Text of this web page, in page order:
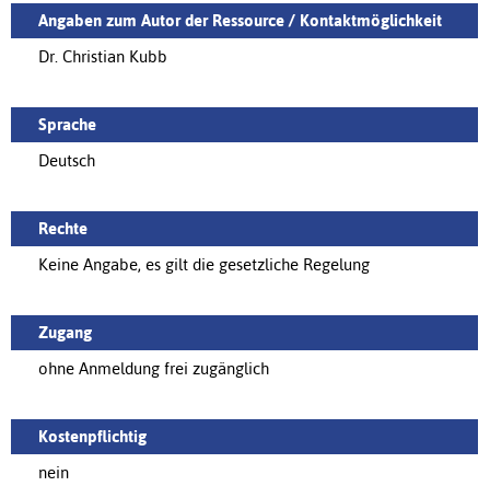
Angaben zum Autor der Ressource / Kontaktmöglichkeit
Dr. Christian Kubb
Sprache
Deutsch
Rechte
Keine Angabe, es gilt die gesetzliche Regelung
Zugang
ohne Anmeldung frei zugänglich
Kostenpflichtig
nein